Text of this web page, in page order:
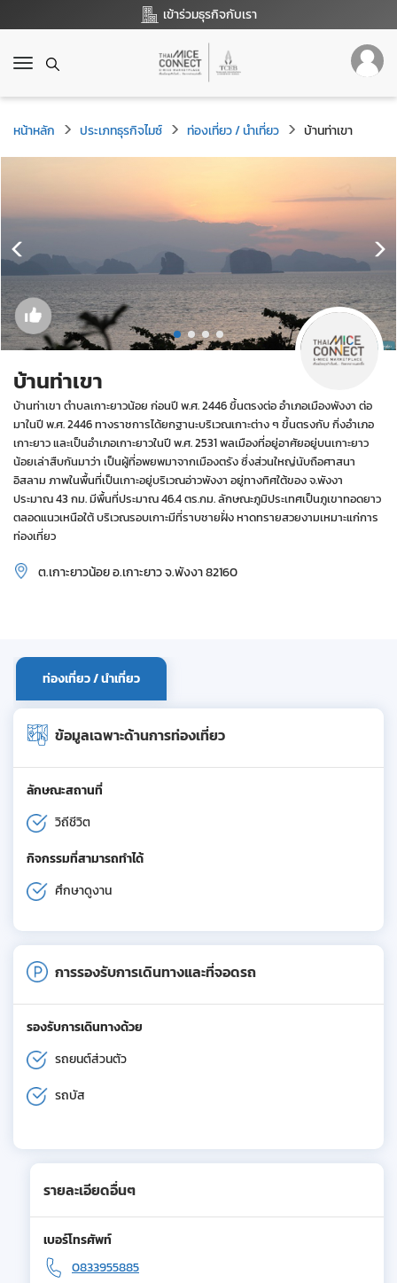
เข้าร่วมธุรกิจกับเรา
T
g
g
l
e
v
i
o
n
หน้าหลัก ประเภทธุรกิจไมซ์ ท่องเที่ยว / นำเที่ยว บ้านท่าเขา
บ้านท่าเขา
บ้านท่าเขา ตำบลเกาะยาวน้อย ก่อนปี พ.ศ. 2446 ขึ้นตรงต่อ อำเภอเมืองพังงา ต่อ
มาในปี พ.ศ. 2446 ทางราชการได้ยกฐานะบริเวณเกาะต่าง ๆ ขึ้นตรงกับ กิ่งอำเภอ
เกาะยาว และเป็นอำเภอเกาะยาวในปี พ.ศ. 2531 พลเมืองที่อยู่อาศัยอยู่บนเกาะยาว
น้อยเล่าสืบกันมาว่า เป็นผู้ที่อพยพมาจากเมืองตรัง ซึ่งส่วนใหญ่นับถือศาสนา
อิสลาม ภาพในพื้นที่เป็นเกาะอยู่บริเวณอ่าวพังงา อยู่ทางทิศใต้ของ จ.พังงา
ประมาณ 43 กม. มีพื้นที่ประมาณ 46.4 ตร.กม. ลักษณะภูมิประเทศเป็นภูเขาทอดยาว
ตลอดแนวเหนือใต้ บริเวณรอบเกาะมีที่ราบชายฝั่ง หาดทรายสวยงามเหมาะแก่การ
ท่องเที่ยว
ต.เกาะยาวน้อย อ.เกาะยาว จ.พังงา 82160
ท่องเที่ยว / นำเที่ยว
ข้อมูลเฉพาะด้านการท่องเที่ยว
ลักษณะสถานที่
วิถีชีวิต
กิจกรรมที่สามารถทำได้
ศึกษาดูงาน
การรองรับการเดินทางและที่จอดรถ
รองรับการเดินทางด้วย
รถยนต์ส่วนตัว
รถบัส
รายละเอียดอื่นๆ
เบอร์โทรศัพท์
0833955885